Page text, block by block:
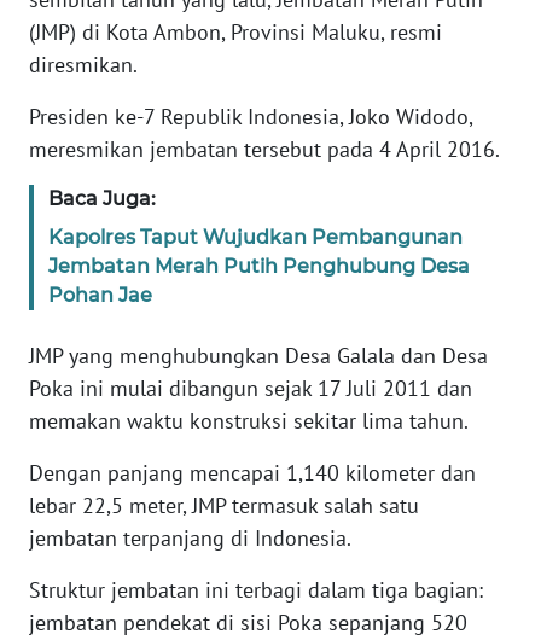
(JMP) di Kota Ambon, Provinsi Maluku, resmi
diresmikan.
Presiden ke-7 Republik Indonesia, Joko Widodo,
meresmikan jembatan tersebut pada 4 April 2016.
Baca Juga:
Kapolres Taput Wujudkan Pembangunan
Jembatan Merah Putih Penghubung Desa
Pohan Jae
JMP yang menghubungkan Desa Galala dan Desa
Poka ini mulai dibangun sejak 17 Juli 2011 dan
memakan waktu konstruksi sekitar lima tahun.
Dengan panjang mencapai 1,140 kilometer dan
lebar 22,5 meter, JMP termasuk salah satu
jembatan terpanjang di Indonesia.
Struktur jembatan ini terbagi dalam tiga bagian:
jembatan pendekat di sisi Poka sepanjang 520
REDAKSI
DISCLAIMER
Wahana
Regional
SUMUT
WN
JAKARTA
WN
JABAR
WN
BANTEN